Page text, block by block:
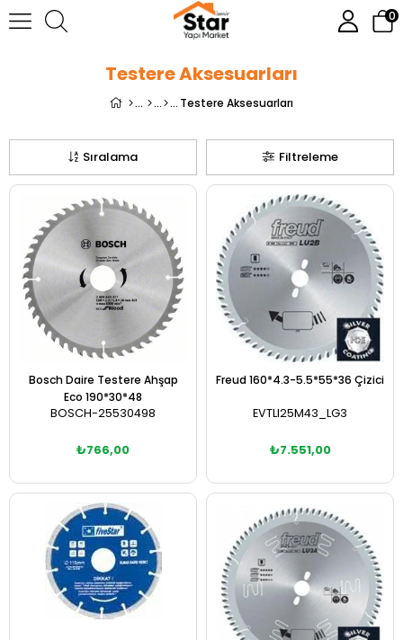
0
Testere Aksesuarları
Testere Aksesuarları
Filtreleme
Sıralama
Bosch Daire Testere Ahşap
Eco 190*30*48
BOSCH-25530498
₺766,00
Sepete Ekle
Freud 160*4.3-5.5*55*36 Çizici
EVTLI25M43_LG3
₺7.551,00
Sepete Ekle